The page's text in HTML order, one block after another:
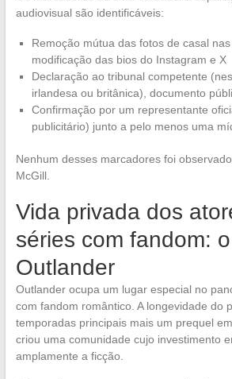
audiovisual são identificáveis:
Remoção mútua das fotos de casal
modificação das bios do Instagram e X
Declaração ao tribunal competente
irlandesa ou britânica), documento
Confirmação por um representante
publicitário) junto a pelo menos uma
Nenhum desses marcadores foi
McGill.
Vida privada dos
séries com fandom:
Outlander
Outlander ocupa um lugar especial no
com fandom romântico. A longevidade do
temporadas principais mais um prequel
criou uma comunidade cujo investimento
amplamente a ficção.